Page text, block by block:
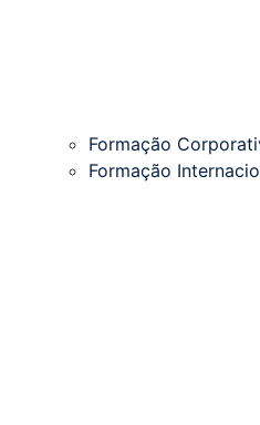
Formação
Formação